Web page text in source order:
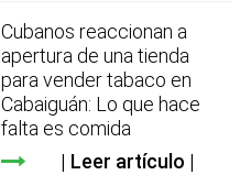
Cubanos reaccionan a
apertura de una tienda
para vender tabaco en
Cabaiguán: Lo que hace
falta es comida
Leer artículo